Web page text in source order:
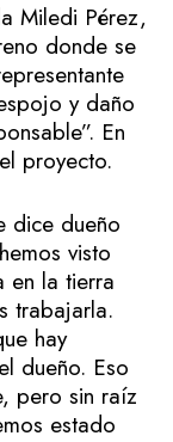
Miledi Pérez,
donde se
y daño
En
proyecto.
dice dueño
visto
en la tierra
trabajarla.
hay
dueño. Eso
pero sin raíz
estado